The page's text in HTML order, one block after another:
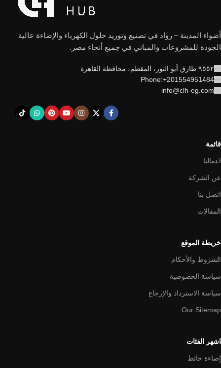
أضواء المدينة – رواد في تصنيع وتوريد حلول الكهرباء والإضاءة عالية
الجودة للمشروعات والمباني في جميع أنحاء مصر.
٩٥٥٢ طارق أبو النور، المقطم، محافظة القاهرة
Phone:+201554951484
info@clh-eg.com
قائمة
اعمالنا
عن الشركة
اتصل بنا
المقالات
خريطة الموقع
الشروط والأحكام
سياسة الخصوصية
سياسة الاسترداد والإرجاع
Our Sitemap
اشهر الفئات
إضاءة حائط